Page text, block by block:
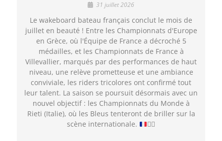
31 juillet 2026
Le wakeboard bateau français conclut le mois de
juillet en beauté ! Entre les Championnats d'Europe
en Grèce, où l'Équipe de France a décroché 5
médailles, et les Championnats de France à
Villevallier, marqués par des performances de haut
niveau, une relève prometteuse et une ambiance
conviviale, les riders tricolores ont confirmé tout
leur talent. La saison se poursuit désormais avec un
nouvel objectif : les Championnats du Monde à
Rieti (Italie), où les Bleus tenteront de briller sur la
scène internationale.
🏄‍♂️